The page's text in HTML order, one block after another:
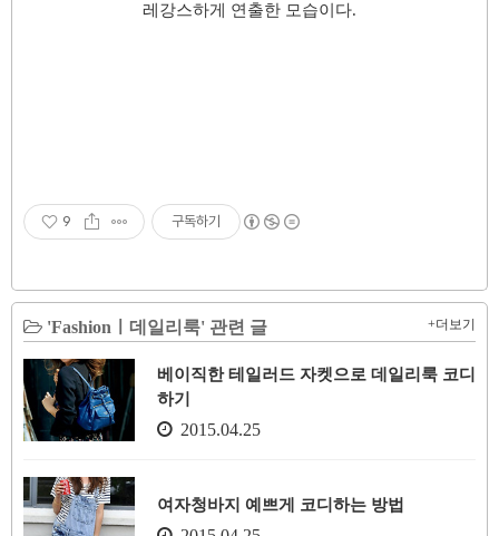
레강스하게 연출한 모습이다.
9 구독하기
'Fashionㅣ데일리룩' 관련 글 +더보기
베이직한 테일러드 자켓으로 데일리룩 코디
하기
2015.04.25
여자청바지 예쁘게 코디하는 방법